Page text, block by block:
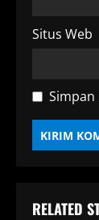
Situs Web
RELATED